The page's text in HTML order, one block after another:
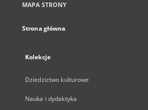
MAPA STRONY
Strona główna
Kolekcje
Dziedzictwo kulturowe
Nauka i dydaktyka